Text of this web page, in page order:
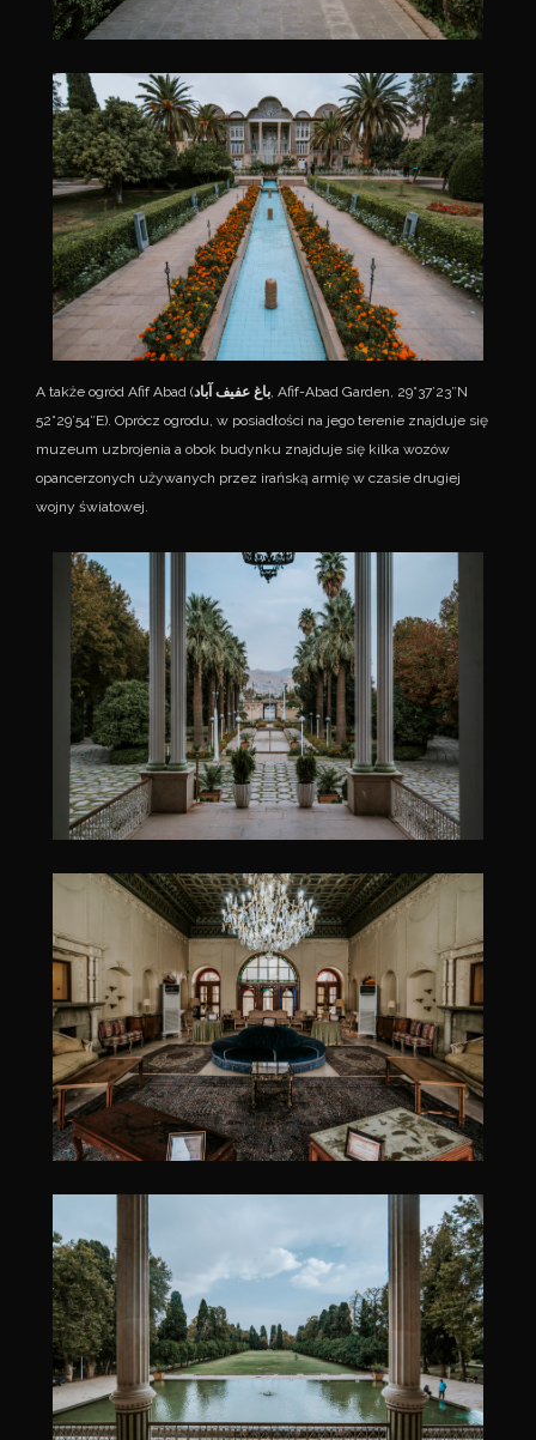
A także ogród Afif Abad (باغ عفیف آباد, Afif-Abad Garden, 29°37’23″N
52°29’54″E). Oprócz ogrodu, w posiadłości na jego terenie znajduje się
muzeum uzbrojenia a obok budynku znajduje się kilka wozów
opancerzonych używanych przez irańską armię w czasie drugiej
wojny światowej.